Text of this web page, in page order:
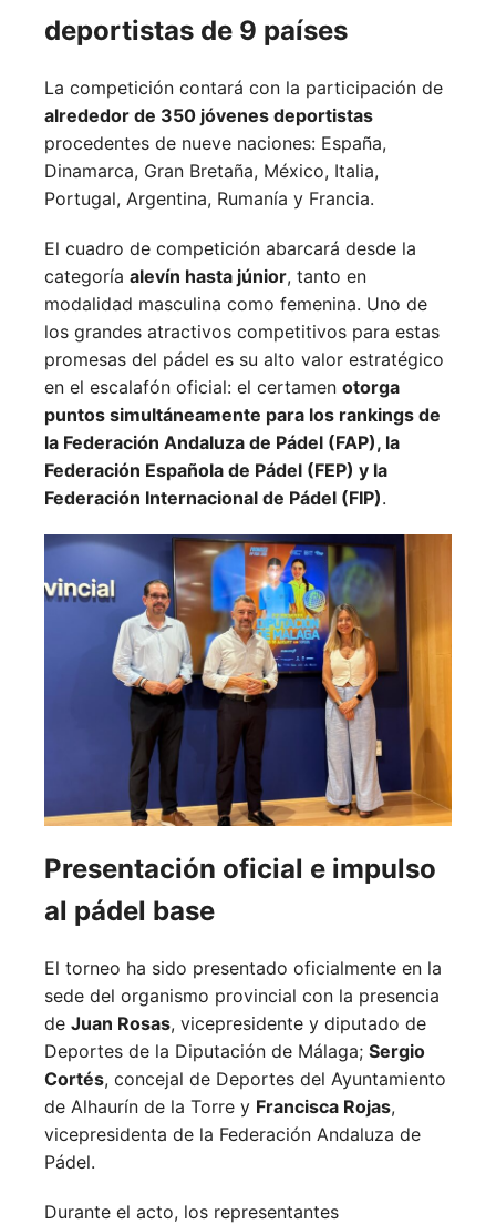
deportistas de 9 países
La competición contará con la participación de
alrededor de 350 jóvenes deportistas
procedentes de nueve naciones: España,
Dinamarca, Gran Bretaña, México, Italia,
Portugal, Argentina, Rumanía y Francia.
El cuadro de competición abarcará desde la
categoría alevín hasta júnior, tanto en
modalidad masculina como femenina. Uno de
los grandes atractivos competitivos para estas
promesas del pádel es su alto valor estratégico
en el escalafón oficial: el certamen otorga
puntos simultáneamente para los rankings de
la Federación Andaluza de Pádel (FAP), la
Federación Española de Pádel (FEP) y la
Federación Internacional de Pádel (FIP).
Presentación oficial e impulso
al pádel base
El torneo ha sido presentado oficialmente en la
sede del organismo provincial con la presencia
de Juan Rosas, vicepresidente y diputado de
Deportes de la Diputación de Málaga; Sergio
Cortés, concejal de Deportes del Ayuntamiento
de Alhaurín de la Torre y Francisca Rojas,
vicepresidenta de la Federación Andaluza de
Pádel.
Durante el acto, los representantes